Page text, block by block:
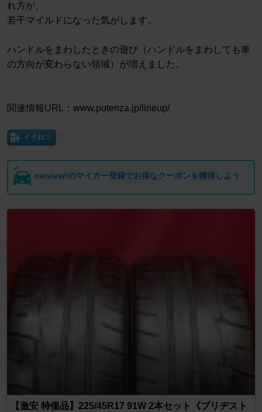
れ方が、
若干マイルドになった気がします。
ハンドルをまわしたときの遊び（ハンドルをまわしても車
の方向が変わらない領域）が増えました。
関連情報URL：www.potenza.jp/lineup/
イイね！
carview!のマイカー登録でお得なクーポンを獲得しよう
【激安 特価品】225/45R17 91W 2本セット《ブリヂスト